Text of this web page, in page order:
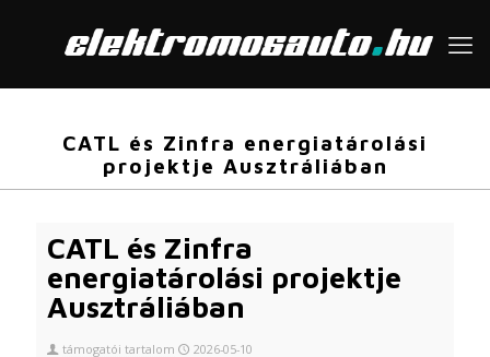
CATL és Zinfra energiatárolási
projektje Ausztráliában
CATL és Zinfra
energiatárolási projektje
Ausztráliában
támogatói tartalom 2026-05-10